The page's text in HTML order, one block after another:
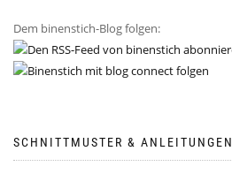
Dem binenstich-Blog folgen:
SCHNITTMUSTER & ANLEITUNGEN